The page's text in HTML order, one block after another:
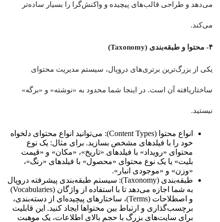
می‌دهد و طراحی قالب‌های پیچیده و واکنش‌گرا را بسیار ساده‌تر
می‌کند.
۴- محتوا و طبقه‌بندی (Taxonomy)
یکی از بزرگ‌ترین برتری‌های دروپال، سیستم مدیریت محتوای
ساختاریافته آن است. در اینجا شما محدود به «نوشته» و «برگه»
نیستید.
انواع محتوا (Content Types): می‌توانید انواع محتوای دلخواه
خود را با فیلدهای مشخص بسازید. برای مثال: یک نوع
محتوای «رویداد» با فیلدهای «تاریخ»، «مکان» و «قیمت
بلیت» یا یک نوع محتوای «محصول» با فیلدهای «رنگ»،
«وزن» و «موجودی انبار».
طبقه‌بندی (Taxonomy): سیستم طبقه‌بندی پیشرفته دروپال
به شما اجازه می‌دهد تا با استفاده از واژگان (Vocabularies)
و اصطلاحات (Terms)، ساختارهای پیچیده‌ای از دسته‌بندی،
برچسب‌گذاری و ارتباط بین محتواها ایجاد کنید. این قابلیت
برای سایت‌های بزرگ با حجم بالای اطلاعات، یک موهبت